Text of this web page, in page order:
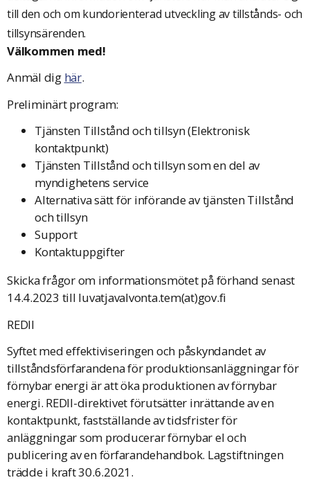
till den och om kundorienterad utveckling av tillstånds- och
tillsynsärenden.
Välkommen med!
Anmäl dig här.
Preliminärt program:
Tjänsten Tillstånd och tillsyn (Elektronisk
kontaktpunkt)
Tjänsten Tillstånd och tillsyn som en del av
myndighetens service
Alternativa sätt för införande av tjänsten Tillstånd
och tillsyn
Support
Kontaktuppgifter
Skicka frågor om informationsmötet på förhand senast
14.4.2023 till luvatjavalvonta.tem(at)gov.fi
REDII
Syftet med effektiviseringen och påskyndandet av
tillståndsförfarandena för produktionsanläggningar för
förnybar energi är att öka produktionen av förnybar
energi. REDII-direktivet förutsätter inrättande av en
kontaktpunkt, fastställande av tidsfrister för
anläggningar som producerar förnybar el och
publicering av en förfarandehandbok. Lagstiftningen
trädde i kraft 30.6.2021.